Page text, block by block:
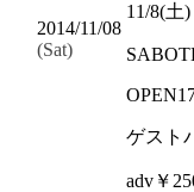
2014/11/08
(Sat)
11/8(土
ゲスト
adv￥